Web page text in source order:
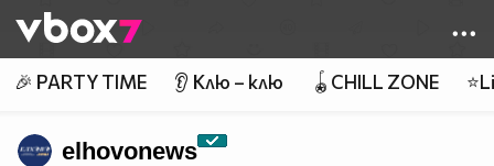
👾
🎉 PARTY TIME 👂 Клю – клю 🪀CHILL ZONE
elhovonews